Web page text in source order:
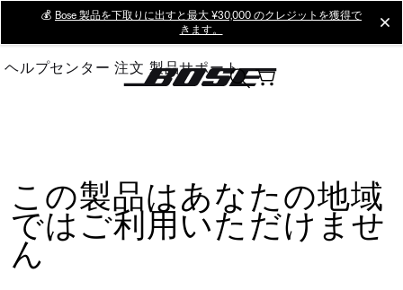
Main
💰 Bose 製品を下取りに出すと最大 ¥30,000 のクレジットを獲得で
きます。
ヘルプセンター 注文 製品サポート
この製品はあなたの地域
ではご利用いただけませ
ん